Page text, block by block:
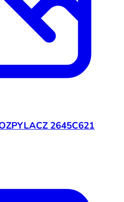
2645C621